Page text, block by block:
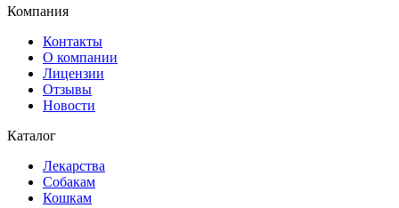
Компания
Контакты
О компании
Лицензии
Отзывы
Новости
Каталог
Лекарства
Собакам
Кошкам